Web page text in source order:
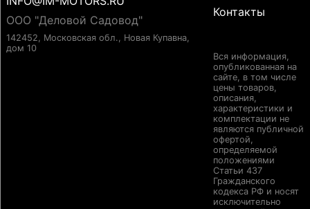
ООО "Деловой Садовод"
142452, Московская обл., Новая Купавна,
дом 10
Контакты
Вся информация,
опубликованная на
сайте, в том числе
цены товаров,
описания,
характеристики и
комплектации не
являются публичной
офертой,
определяемой
положениями
Статьи 437
Гражданского
кодекса РФ и носят
исключительно